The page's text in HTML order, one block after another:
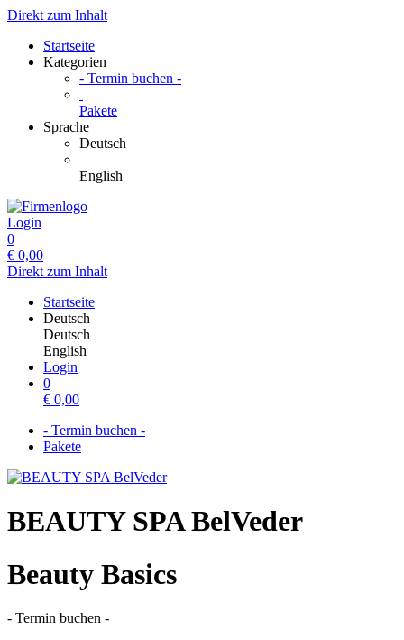
Direkt zum Inhalt
Startseite
Kategorien
- Termin buchen -
Pakete
Sprache
Deutsch
English
Login
0
€ 0,00
Direkt zum Inhalt
Startseite
Deutsch
Deutsch
English
Login
0
€ 0,00
- Termin buchen -
Pakete
BEAUTY SPA BelVeder
Beauty Basics
- Termin buchen -